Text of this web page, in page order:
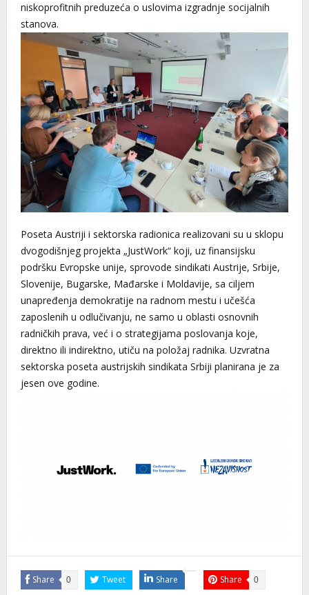
niskoprofitnih preduzeća o uslovima izgradnje socijalnih
stanova.
Poseta Austriji i sektorska radionica realizovani su u sklopu
dvogodišnjeg projekta „JustWork“ koji, uz finansijsku
podršku Evropske unije, sprovode sindikati Austrije, Srbije,
Slovenije, Bugarske, Mađarske i Moldavije, sa ciljem
unapređenja demokratije na radnom mestu i učešća
zaposlenih u odlučivanju, ne samo u oblasti osnovnih
radničkih prava, već i o strategijama poslovanja koje,
direktno ili indirektno, utiču na položaj radnika. Uzvratna
sektorska poseta austrijskih sindikata Srbiji planirana je za
jesen ove godine.
Share 0 Tweet Share Share 0